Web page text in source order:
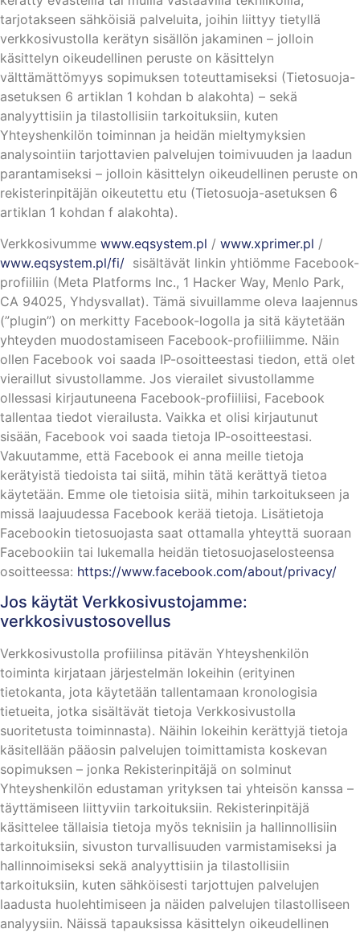
tarjotakseen sähköisiä palveluita, joihin liittyy tietyllä
verkkosivustolla kerätyn sisällön jakaminen – jolloin
käsittelyn oikeudellinen peruste on käsittelyn
välttämättömyys sopimuksen toteuttamiseksi (Tietosuoja-
asetuksen 6 artiklan 1 kohdan b alakohta) – sekä
analyyttisiin ja tilastollisiin tarkoituksiin, kuten
Yhteyshenkilön toiminnan ja heidän mieltymyksien
analysointiin tarjottavien palvelujen toimivuuden ja laadun
parantamiseksi – jolloin käsittelyn oikeudellinen peruste on
rekisterinpitäjän oikeutettu etu (Tietosuoja-asetuksen 6
artiklan 1 kohdan f alakohta).
Verkkosivumme www.eqsystem.pl / www.xprimer.pl /
www.eqsystem.pl/fi/ sisältävät linkin yhtiömme Facebook-
profiiliin (Meta Platforms Inc., 1 Hacker Way, Menlo Park,
CA 94025, Yhdysvallat). Tämä sivuillamme oleva laajennus
(”plugin”) on merkitty Facebook-logolla ja sitä käytetään
yhteyden muodostamiseen Facebook-profiiliimme. Näin
ollen Facebook voi saada IP-osoitteestasi tiedon, että olet
vieraillut sivustollamme. Jos vierailet sivustollamme
ollessasi kirjautuneena Facebook-profiiliisi, Facebook
tallentaa tiedot vierailusta. Vaikka et olisi kirjautunut
sisään, Facebook voi saada tietoja IP-osoitteestasi.
Vakuutamme, että Facebook ei anna meille tietoja
kerätyistä tiedoista tai siitä, mihin tätä kerättyä tietoa
käytetään. Emme ole tietoisia siitä, mihin tarkoitukseen ja
missä laajuudessa Facebook kerää tietoja. Lisätietoja
Facebookin tietosuojasta saat ottamalla yhteyttä suoraan
Facebookiin tai lukemalla heidän tietosuojaselosteensa
osoitteessa: https://www.facebook.com/about/privacy/
Jos käytät Verkkosivustojamme:
verkkosivustosovellus
Verkkosivustolla profiilinsa pitävän Yhteyshenkilön
toiminta kirjataan järjestelmän lokeihin (erityinen
tietokanta, jota käytetään tallentamaan kronologisia
tietueita, jotka sisältävät tietoja Verkkosivustolla
suoritetusta toiminnasta). Näihin lokeihin kerättyjä tietoja
käsitellään pääosin palvelujen toimittamista koskevan
sopimuksen – jonka Rekisterinpitäjä on solminut
Yhteyshenkilön edustaman yrityksen tai yhteisön kanssa –
täyttämiseen liittyviin tarkoituksiin. Rekisterinpitäjä
käsittelee tällaisia tietoja myös teknisiin ja hallinnollisiin
tarkoituksiin, sivuston turvallisuuden varmistamiseksi ja
hallinnoimiseksi sekä analyyttisiin ja tilastollisiin
tarkoituksiin, kuten sähköisesti tarjottujen palvelujen
laadusta huolehtimiseen ja näiden palvelujen tilastolliseen
analyysiin. Näissä tapauksissa käsittelyn oikeudellinen